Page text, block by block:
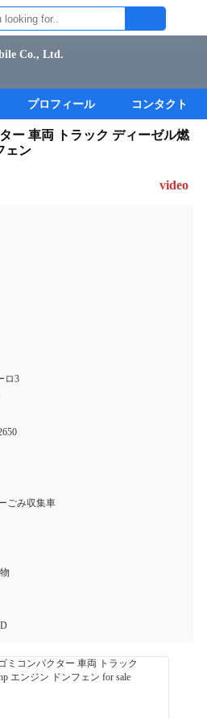
Co., Ltd.
プロフィール コンタクト
ー 車両 トラック ディーゼル燃
ェン
video
ロ3
ごみ収集車